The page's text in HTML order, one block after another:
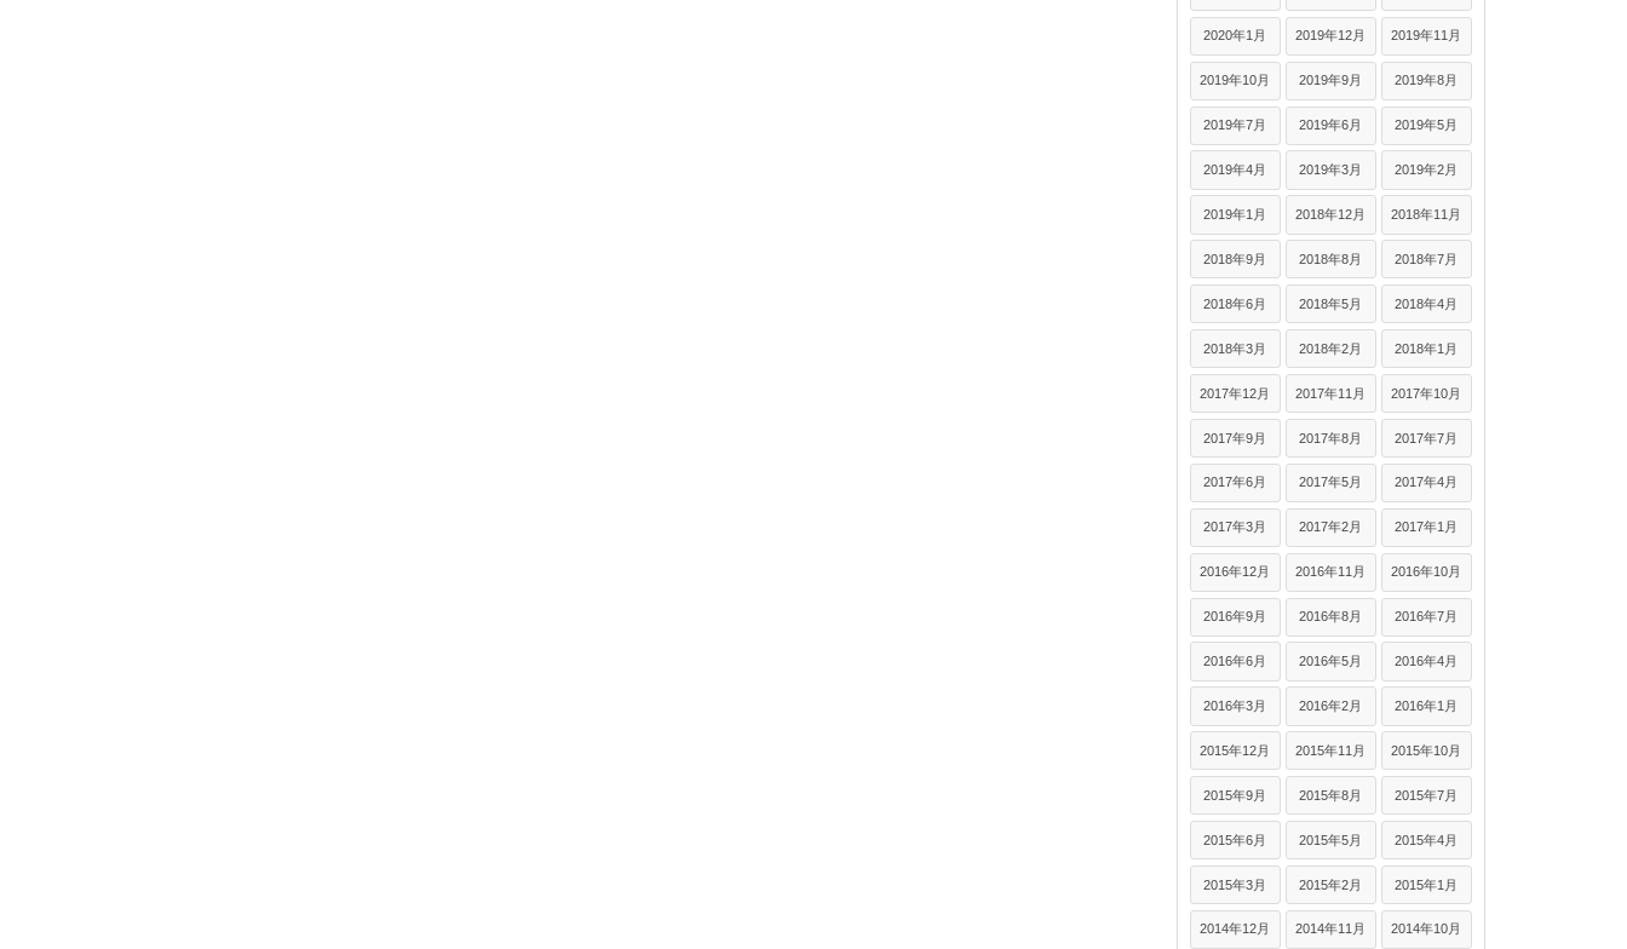
2020年1月 2019年12月 2019年11月
2019年10月 2019年9月 2019年8月
2019年7月 2019年6月 2019年5月
2019年4月 2019年3月 2019年2月
2019年1月 2018年12月 2018年11月
2018年9月 2018年8月 2018年7月
2018年6月 2018年5月 2018年4月
2018年3月 2018年2月 2018年1月
2017年12月 2017年11月 2017年10月
2017年9月 2017年8月 2017年7月
2017年6月 2017年5月 2017年4月
2017年3月 2017年2月 2017年1月
2016年12月 2016年11月 2016年10月
2016年9月 2016年8月 2016年7月
2016年6月 2016年5月 2016年4月
2016年3月 2016年2月 2016年1月
2015年12月 2015年11月 2015年10月
2015年9月 2015年8月 2015年7月
2015年6月 2015年5月 2015年4月
2015年3月 2015年2月 2015年1月
2014年12月 2014年11月 2014年10月